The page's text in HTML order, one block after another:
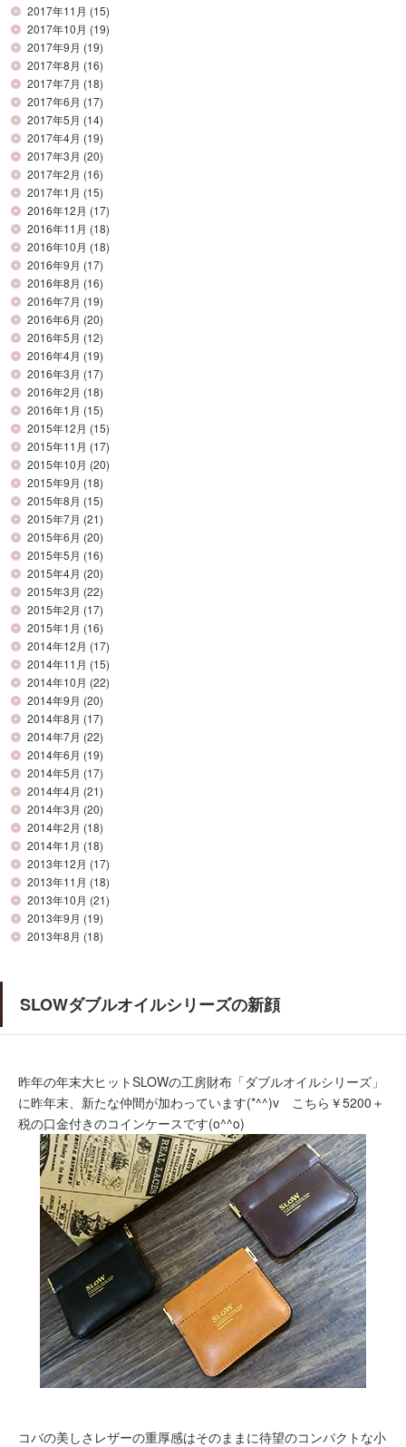
2017年11月 (15)
2017年10月 (19)
2017年9月 (19)
2017年8月 (16)
2017年7月 (18)
2017年6月 (17)
2017年5月 (14)
2017年4月 (19)
2017年3月 (20)
2017年2月 (16)
2017年1月 (15)
2016年12月 (17)
2016年11月 (18)
2016年10月 (18)
2016年9月 (17)
2016年8月 (16)
2016年7月 (19)
2016年6月 (20)
2016年5月 (12)
2016年4月 (19)
2016年3月 (17)
2016年2月 (18)
2016年1月 (15)
2015年12月 (15)
2015年11月 (17)
2015年10月 (20)
2015年9月 (18)
2015年8月 (15)
2015年7月 (21)
2015年6月 (20)
2015年5月 (16)
2015年4月 (20)
2015年3月 (22)
2015年2月 (17)
2015年1月 (16)
2014年12月 (17)
2014年11月 (15)
2014年10月 (22)
2014年9月 (20)
2014年8月 (17)
2014年7月 (22)
2014年6月 (19)
2014年5月 (17)
2014年4月 (21)
2014年3月 (20)
2014年2月 (18)
2014年1月 (18)
2013年12月 (17)
2013年11月 (18)
2013年10月 (21)
2013年9月 (19)
2013年8月 (18)
SLOWダブルオイルシリーズの新顔
昨年の年末大ヒットSLOWの工房財布「ダブルオイルシリーズ」
に昨年末、新たな仲間が加わっています(*^^)v こちら￥5200＋
税の口金付きのコインケースです(o^^o)
コバの美しさレザーの重厚感はそのままに待望のコンパクトな小